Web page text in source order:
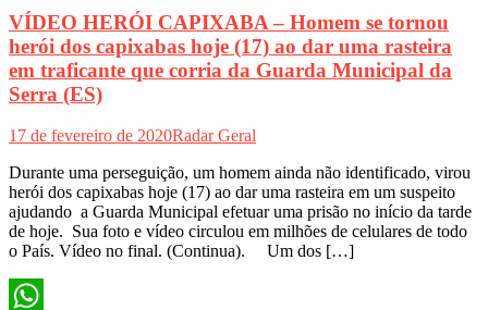
VÍDEO HERÓI CAPIXABA – Homem se tornou
herói dos capixabas hoje (17) ao dar uma rasteira
em traficante que corria da Guarda Municipal da
Serra (ES)
17 de fevereiro de 2020Radar Geral
Durante uma perseguição, um homem ainda não identificado, virou
herói dos capixabas hoje (17) ao dar uma rasteira em um suspeito
ajudando a Guarda Municipal efetuar uma prisão no início da tarde
de hoje. Sua foto e vídeo circulou em milhões de celulares de todo
o País. Vídeo no final. (Continua). Um dos […]